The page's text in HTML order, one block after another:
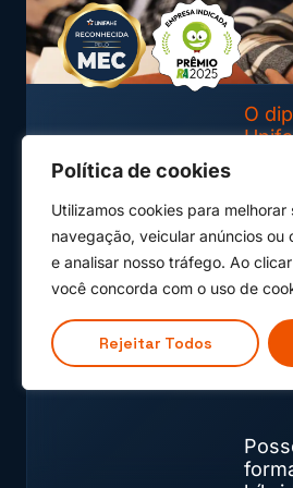
Política de cookies
Utilizamos cookies para
navegação, veicular anúncios ou
e analisar nosso tráfego. Ao
você concorda com o uso de
Rejeitar Todos
Falar com
Já sou aluno e
atendimento
Falar com time
cursos e/ou me
O
têm